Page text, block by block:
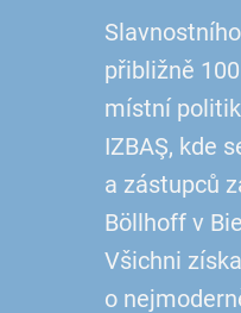
přibližně
místní
IZBAŞ, kde
a zástupců
Böllhoff v
Všichni
o